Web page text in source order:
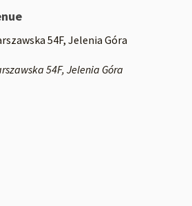
54F, Jelenia Góra
54F, Jelenia Góra